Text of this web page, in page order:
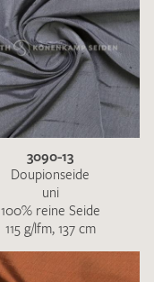
3090-13
Doupionseide
uni
100% reine Seide
115 g/lfm, 137 cm